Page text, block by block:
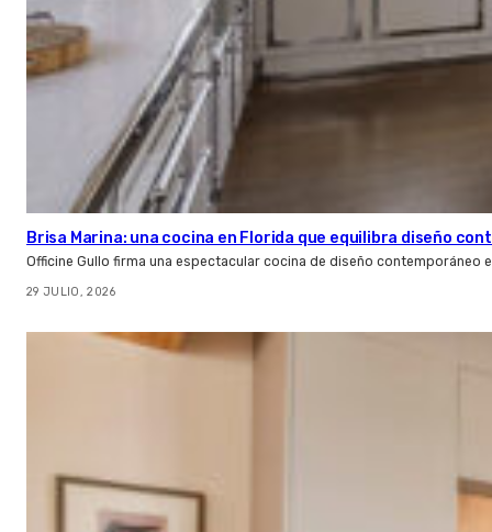
Brisa Marina: una cocina en Florida que equilibra diseño
Officine Gullo firma una espectacular cocina de diseño contemporáneo
29 JULIO, 2026